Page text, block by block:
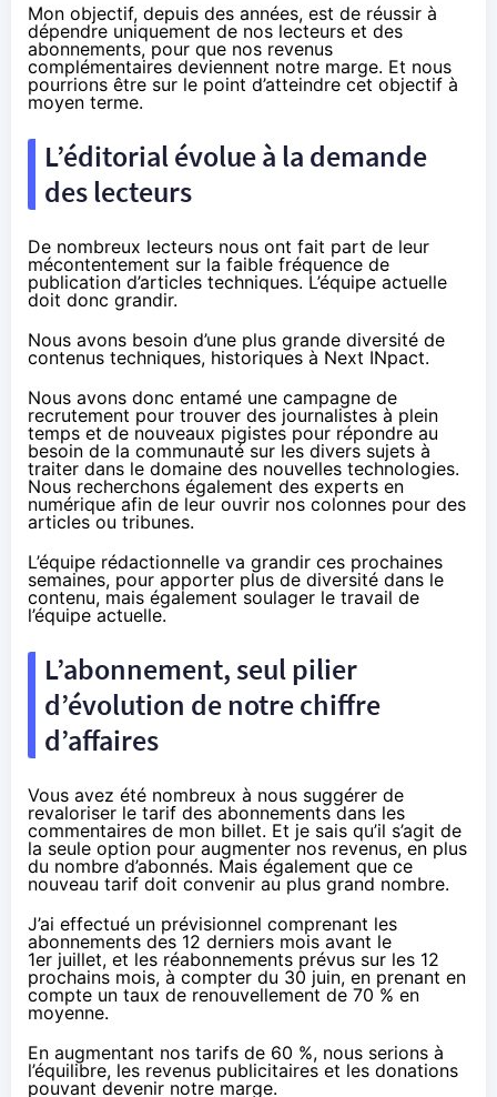
Mon objectif, depuis des années, est de réussir à
dépendre uniquement de nos lecteurs et des
abonnements, pour que nos revenus
complémentaires deviennent notre marge. Et nous
pourrions être sur le point d’atteindre cet objectif à
moyen terme.
L’éditorial évolue à la demande
des lecteurs
De nombreux lecteurs nous ont fait part de leur
mécontentement sur la faible fréquence de
publication d’articles techniques. L’équipe actuelle
doit donc grandir.
Nous avons besoin d’une plus grande diversité de
contenus techniques, historiques à Next INpact.
Nous avons donc entamé une campagne de
recrutement pour trouver des journalistes à plein
temps et de nouveaux pigistes pour répondre au
besoin de la communauté sur les divers sujets à
traiter dans le domaine des nouvelles technologies.
Nous recherchons également des experts en
numérique afin de leur ouvrir nos colonnes pour des
articles ou tribunes.
L’équipe rédactionnelle va grandir ces prochaines
semaines, pour apporter plus de diversité dans le
contenu, mais également soulager le travail de
l’équipe actuelle.
L’abonnement, seul pilier
d’évolution de notre chiffre
d’affaires
Vous avez été nombreux à nous suggérer de
revaloriser le tarif des abonnements dans les
commentaires de mon billet. Et je sais qu’il s’agit de
la seule option pour augmenter nos revenus, en plus
du nombre d’abonnés. Mais également que ce
nouveau tarif doit convenir au plus grand nombre.
J’ai effectué un prévisionnel comprenant les
abonnements des 12 derniers mois avant le
1er juillet, et les réabonnements prévus sur les 12
prochains mois, à compter du 30 juin, en prenant en
compte un taux de renouvellement de 70 % en
moyenne.
En augmentant nos tarifs de 60 %, nous serions à
l’équilibre, les revenus publicitaires et les donations
pouvant devenir notre marge.